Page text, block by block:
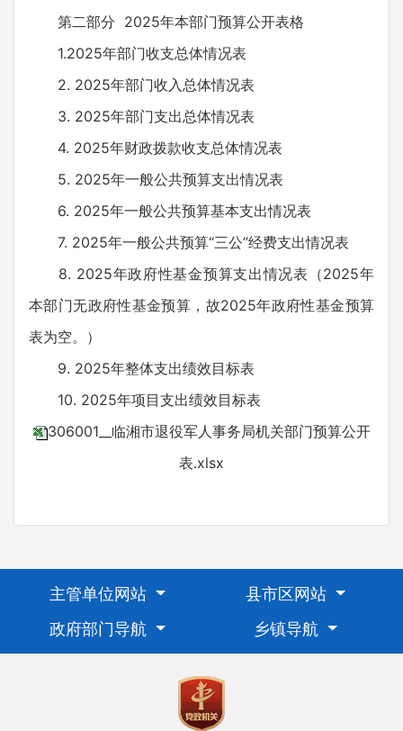
第二部分 2025年本部门预算公开表格
1.2025年部门收支总体情况表
2. 2025年部门收入总体情况表
3. 2025年部门支出总体情况表
4. 2025年财政拨款收支总体情况表
5. 2025年一般公共预算支出情况表
6. 2025年一般公共预算基本支出情况表
7. 2025年一般公共预算“三公”经费支出情况表
8. 2025年政府性基金预算支出情况表（2025年
本部门无政府性基金预算，故2025年政府性基金预算
表为空。）
9. 2025年整体支出绩效目标表
10. 2025年项目支出绩效目标表
306001__临湘市退役军人事务局机关部门预算公开
表.xlsx
主管单位网站
县市区网站
政府部门导航
乡镇导航